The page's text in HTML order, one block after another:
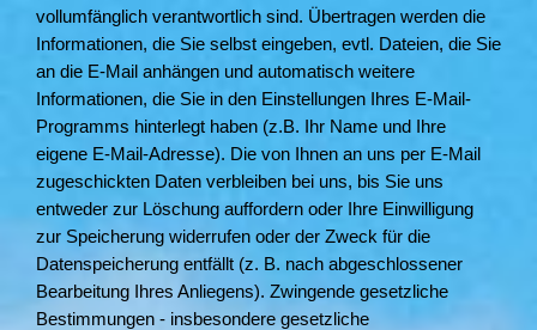
vollumfänglich verantwortlich sind. Übertragen werden die
Informationen, die Sie selbst eingeben, evtl. Dateien, die Sie
an die E-Mail anhängen und automatisch weitere
Informationen, die Sie in den Einstellungen Ihres E-Mail-
Programms hinterlegt haben (z.B. Ihr Name und Ihre
eigene E-Mail-Adresse). Die von Ihnen an uns per E-Mail
zugeschickten Daten verbleiben bei uns, bis Sie uns
entweder zur Löschung auffordern oder Ihre Einwilligung
zur Speicherung widerrufen oder der Zweck für die
Datenspeicherung entfällt (z. B. nach abgeschlossener
Bearbeitung Ihres Anliegens). Zwingende gesetzliche
Bestimmungen - insbesondere gesetzliche